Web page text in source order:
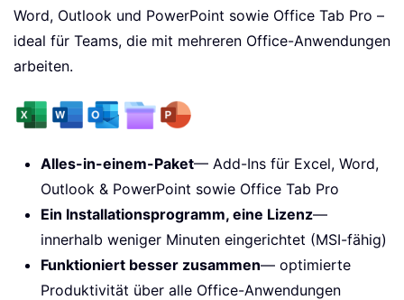
Word, Outlook und PowerPoint sowie Office Tab Pro –
ideal für Teams, die mit mehreren Office-Anwendungen
arbeiten.
Alles-in-einem-Paket— Add-Ins für Excel, Word,
Outlook & PowerPoint sowie Office Tab Pro
Ein Installationsprogramm, eine Lizenz—
innerhalb weniger Minuten eingerichtet (MSI-fähig)
Funktioniert besser zusammen— optimierte
Produktivität über alle Office-Anwendungen